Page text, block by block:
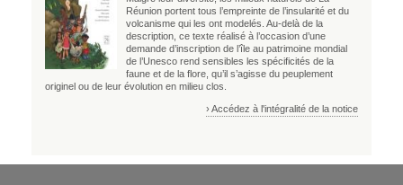
Réunion portent tous l’empreinte de l’insularité et du
volcanisme qui les ont modelés. Au-delà de la
description, ce texte réalisé à l’occasion d’une
demande d’inscription de l’île au patrimoine mondial
de l’Unesco rend sensibles les spécificités de la
faune et de la flore, qu’il s’agisse du peuplement
originel ou de leur évolution en milieu clos.
› Accédez à l'intégralité de la notice